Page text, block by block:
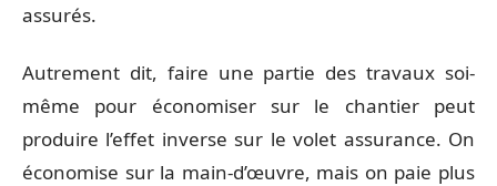
assurés.
Autrement dit, faire une partie des travaux soi-
même pour économiser sur le chantier peut
produire l’effet inverse sur le volet assurance. On
économise sur la main-d’œuvre, mais on paie plus